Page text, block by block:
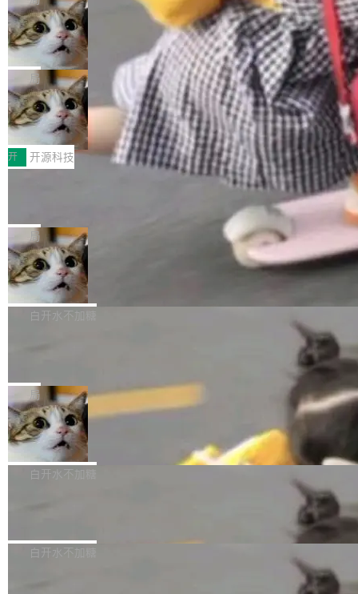
现实 过去两年，CIO们的焦虑清单上多了两项：
一是如何让大模型和智能体应用安全地从PoC走
向生产，二是如何让测试团队跟得上AI应用...
设置，如果用布尔值 + 可空字段来表示——bool
ean 表示是否可切换，nullable 的默认模式、浅
色方案、深色方案——会产生大量无意义的组
合。方案缺了、配置冲突了、全 null 了。要知道
哪些组合有效，作者说，你得靠"文档、校验、或
者部落知识"。 换个写法。Rust 的 enum，两个
变体：Switchable...
个"AI 知识库 + 聊天机器人"——每个大厂都在
做，没什么新鲜的。 但 Kenton Varda 在 Twitte
r 上把事情说清楚了： 今天我们发布了 Cloudfla
re OS，一个带连接器的聊天机器人，跟其他所
有科技公司做的一样。只不过，实际上它不一
样。这是 Sandstorm.io 的重制版，我十年前的
那个创业公司。不同的是，这次它构建在 Cloudf
lare Workers 上——我花了九年时间搭建的平台
——并且深度集成了 AI。这基本上是我十年秘密
Deno 团队开源 Celld，可自托管的分
布式 Durable Objects
Ryan Dahl 领导的 Deno 团队推出了最新开源项
目 Celld，一个能在自己机器上运行 Cloudflare
Workers 和 Durable Objects 的守护进程。 设
计思路很直接：每个对象是一个独立的 SQLite
数据库，按名称寻址，复制到你自己的 S3 兼容
存储库里。节点之间只通过这个存储库协调——
没有控制平面，没有共识协议。每个对象自带一
个小型数据库，应用天然按分片构建，单个数据
库的竞争和爆炸半径问题在设计层面就被消除
了。 闲置的 cell 会休眠到几乎不占资源。当 cel
l 迁移或唤醒时，新宿主从 S3 恢复 SQLite 数据
库继续执行。存储库是持久化的唯一真相...
局
鲁大师7月新机性能/流畅/AI榜：vivo夺
性能、流畅双第一，三星Galaxy Z系列
新折叠缺席
2026年7月的手机市场，由于存储等硬件成本暴
增，手机厂商的日子也不好过啊，新机速度明显
放缓，因此硝烟味淡了许多。新机参数规格除开
高价的三星折叠（三星Galaxy Z Fold8 Ultra / Z
Fold8 / Z Flip8）外，其余要么是中低端机器，
例如iQOO Z11i、REDMI Note 17、REDMI No
te 17 Pro、OPPO K15，要么是vivo X300 E这
样的次旗舰。 Galaxy Z Fold8 Ultra / Z Fold8 /
Z Flip8三款折叠屏新机均在7月22日发布，且全
部搭载骁龙8 Elite Gen5 for Galaxy，它们本该
开 开源科技
Zed 编辑器团队发布了新项目——DeltaDB，一
个在 git commit 之间记录每一次编辑操作的版
本控制系统。目前处于 Early Access 阶段。 De
ltaDB 的核心思路直接写在 landing page 最显
眼的位置：「Software is made between com
mits」——软件是在 commit 之间写出来的。git
是把这段空隙补上。 回退到任何一次编辑：Delt
aDB 捕获 commit 之间的每一次操作，...
局
SpaceXAI 单季资本开支达 183 亿美元
根据风险投资人Tomer Tunguz 博客（VC 分
析）披露的最新分析与第二季度业绩报告，Spac
微软同期总资本开支的四成。 与亚马逊、Alpha
bet、微软以及 Meta 等传统科技巨头相比，Spa
ceXAI的资金消耗速度尤为引人瞩目。然而，支
撑庞大支出的资金来源却呈现出截然不同的面
貌。数据显示，微软和 Meta 主要依托充沛的经
白开水不加糖
一个在终端里运行的编程 agent；Muse Spark
1.2，驱动这个 agent 的新模型。一句话概括：
你可以用 curl -fsSL https://dev.meta.ai/install.
sh | bash 安装一个能在大项目里自动规划、写
代码、验证结果的 AI 终端工具。 据介绍，Muse
个主 agent 循环，外加一组后台 agent。这些后
局
美团开源 LoHoSearch，用知识图谱校
准 AI 能力认知
机器出题的前提，是让机器拥有全局视野。整个
构建流程可以分为四个环节：建图 → 控制难度
白开水不加糖
库，并将作为transport接入Mooncake TENT。
白开水不加糖